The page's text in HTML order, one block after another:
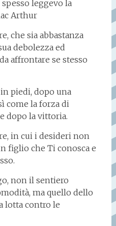
leggevo la
Arthur
che sia abbastanza
debolezza ed
affrontare se stesso
piedi, dopo una
come la forza di
dopo la vittoria.
in cui i desideri non
figlio che Ti conosca e
non il sentiero
ma quello dello
lotta contro le